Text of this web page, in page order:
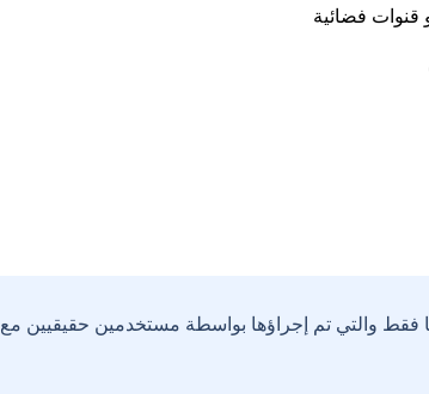
قنوات فضائية
فقط والتي تم إجراؤها بواسطة مستخدمين حقيقيين مع